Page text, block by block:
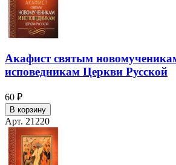
Акафист святым
исповедникам Церкви Русской
60 ₽
В корзину
Арт. 21220